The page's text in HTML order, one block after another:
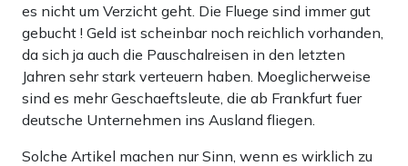
es nicht um Verzicht geht. Die Fluege sind immer gut
gebucht ! Geld ist scheinbar noch reichlich vorhanden,
da sich ja auch die Pauschalreisen in den letzten
Jahren sehr stark verteuern haben. Moeglicherweise
sind es mehr Geschaeftsleute, die ab Frankfurt fuer
deutsche Unternehmen ins Ausland fliegen.
Solche Artikel machen nur Sinn, wenn es wirklich zu